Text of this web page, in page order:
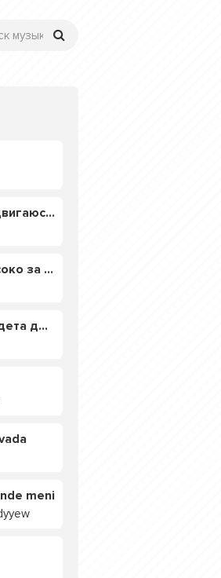
Муру мур мур двигаюсь на мурмулях
Там на небі високо за хмарами
Моя собачка одета дороже тебя
meni